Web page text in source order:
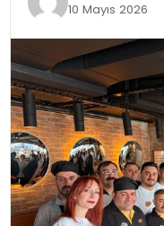
10 Mayıs 2026